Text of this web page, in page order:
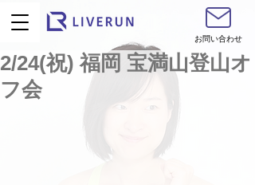
お問い合わせ
2/24(祝) 福岡 宝満山登山オ
フ会